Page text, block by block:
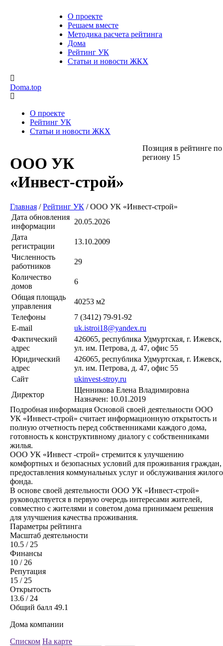
О проекте
Решаем вместе
Методика расчета рейтинга
Дома
Рейтинг УК
Статьи и новости ЖКХ
Doma.top
О проекте
Рейтинг УК
Статьи и новости ЖКХ
ООО УК
«Инвест-строй»
Позиция в рейтинге по
региону 15
Главная / Рейтинг УК / ООО УК «Инвест-строй»
Дата обновления
информации
20.05.2026
Дата
регистрации
13.10.2009
Численность
работников
29
Количество
домов
6
Общая площадь
управления
40253 м2
Телефоны
7 (3412) 79-91-92
E-mail
uk.istroi18@yandex.ru
Фактический
адрес
426065, республика Удмуртская, г. Ижевск,
ул. им. Петрова, д. 47, офис 55
Юридический
адрес
426065, республика Удмуртская, г. Ижевск,
ул. им. Петрова, д. 47, офис 55
Сайт
ukinvest-stroy.ru
Директор
Щенникова Елена Владимировна
Назначен: 10.01.2019
Подробная информация Основой своей деятельности ООО
УК «Инвест-строй» считает информационную открытость и
полную отчетность перед собственниками каждого дома,
готовность к конструктивному диалогу с собственниками
жилья.
ООО УК «Инвест -строй» стремится к улучшению
комфортных и безопасных условий для проживания граждан,
предоставления коммунальных услуг и обслуживания жилого
фонда.
В основе своей деятельности ООО УК «Инвест-строй»
руководствуется в первую очередь интересами жителей,
совместно с жителями и советом дома принимаем решения
для улучшения качества проживания.
Параметры рейтинга
Масштаб деятельности
10.5 / 25
Финансы
10 / 26
Репутация
15 / 25
Открытость
13.6 / 24
Общий балл 49.1
Дома компании
Списком На карте